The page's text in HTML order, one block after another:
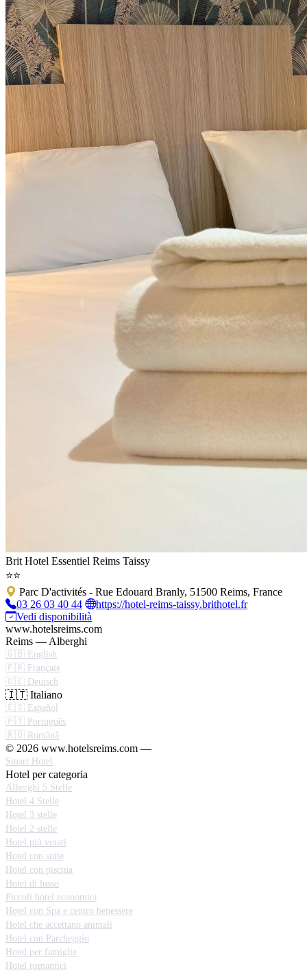
Brit Hotel Essentiel Reims Taissy
⭐⭐
Parc D'activités - Rue Edouard Branly, 51500 Reims, France
03 26 03 40 44
https://hotel-reims-taissy.brithotel.fr
Vedi disponibilità
www.hotelsreims.com
Reims — Alberghi
🇬🇧 English
🇫🇷 Français
🇩🇪 Deutsch
🇮🇹 Italiano
🇪🇸 Español
🇵🇹 Português
🇷🇴 Română
© 2026 www.hotelsreims.com —
Smart Hotel
Hotel per categoria
Alberghi 5 Stelle
Hotel 4 Stelle
Hotel 3 stelle
Hotel 2 stelle
Hotel più votati
Hotel con suite
Hotel con piscina
Hotel di lusso
Piccoli hotel economici
Hotel con Spa e centro benessere
Hotel che accettano animali
Hotel con Parcheggio
Hotel per famiglie
Hotel romantici